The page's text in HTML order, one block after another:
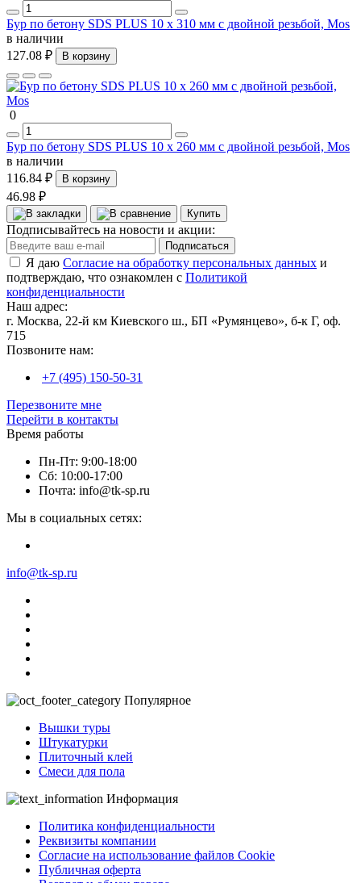
Бур по бетону SDS PLUS 10 х 310 мм с двойной резьбой, Mos
в наличии
127.08 ₽
В корзину
0
Бур по бетону SDS PLUS 10 х 260 мм с двойной резьбой, Mos
в наличии
116.84 ₽
В корзину
46.98 ₽
Купить
Подписывайтесь на новости и акции:
Подписаться
Я даю Согласие на обработку персональных данных и
подтверждаю, что ознакомлен с Политикой
конфиденциальности
Наш адрес:
г. Москва, 22-й км Киевского ш., БП «Румянцево», б-к Г, оф.
715
Позвоните нам:
+7 (495) 150-50-31
Перезвоните мне
Перейти в контакты
Время работы
Пн-Пт: 9:00-18:00
Сб: 10:00-17:00
Почта: info@tk-sp.ru
Мы в социальных сетях:
info@tk-sp.ru
Популярное
Вышки туры
Штукатурки
Плиточный клей
Смеси для пола
Информация
Политика конфиденциальности
Реквизиты компании
Согласие на использование файлов Cookie
Публичная оферта